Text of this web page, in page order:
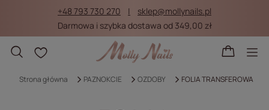
+48 793 730 270
sklep@mollynails.pl
Darmowa i szybka dostawa od 349,00 zł
Listy zakupowe
Strona główna PAZNOKCIE OZDOBY FOLIA TRANSFEROWA